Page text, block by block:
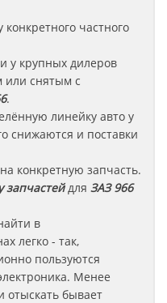
конкретного частного
у крупных дилеров
или снятым с
.
линейку авто у
снижаются и поставки
конкретную запчасть.
запчастейдля ЗАЗ 966
в
легко - так,
пользуются
Менее
отыскать бывает